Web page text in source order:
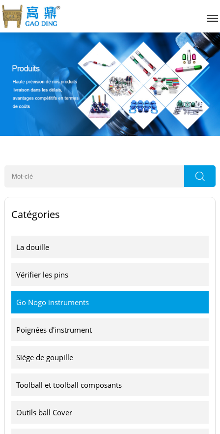
Catégories
La douille
Vérifier les pins
Go Nogo instruments
Poignées d'instrument
Siège de goupille
Toolball et toolball composants
Outils ball Cover